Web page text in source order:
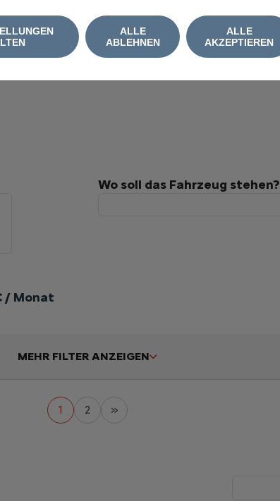
Wo soll das Fahrzeug stehen?
/ Monat
MEHR FILTER ANZEIGEN
1 2 »
ALLE
AKZEPTIEREN
ALLE
ABLEHNEN